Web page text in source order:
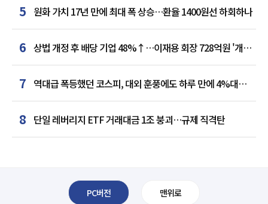
5 원화 가치 17년 만에 최대 폭 상승…환율 1400원선 하회하나
6 상법 개정 후 배당 기업 48%↑…이재용 회장 728억원 '개인
최다'
7 역대급 폭등했던 코스피, 대외 훈풍에도 하루 만에 4%대
급락
8 단일 레버리지 ETF 거래대금 1조 붕괴…규제 직격탄
PC버전 맨위로